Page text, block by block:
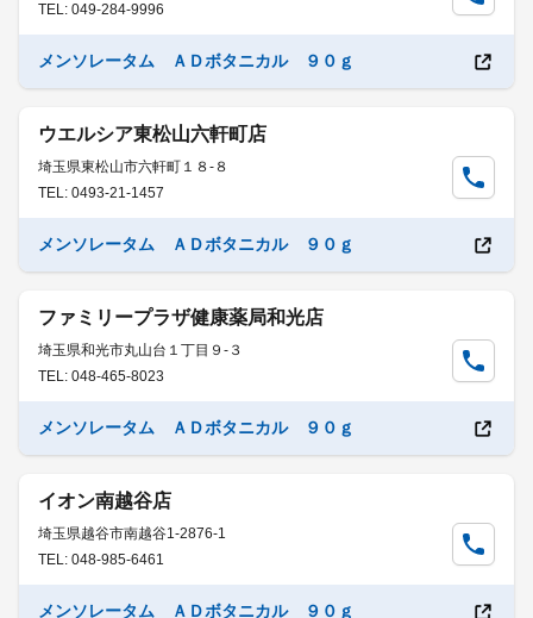
TEL: 049-284-9996
メンソレータム ＡＤボタニカル ９０ｇ
ウエルシア東松山六軒町店
埼玉県東松山市六軒町１８-８
TEL: 0493-21-1457
メンソレータム ＡＤボタニカル ９０ｇ
ファミリープラザ健康薬局和光店
埼玉県和光市丸山台１丁目９-３
TEL: 048-465-8023
メンソレータム ＡＤボタニカル ９０ｇ
イオン南越谷店
埼玉県越谷市南越谷1-2876-1
TEL: 048-985-6461
メンソレータム ＡＤボタニカル ９０ｇ